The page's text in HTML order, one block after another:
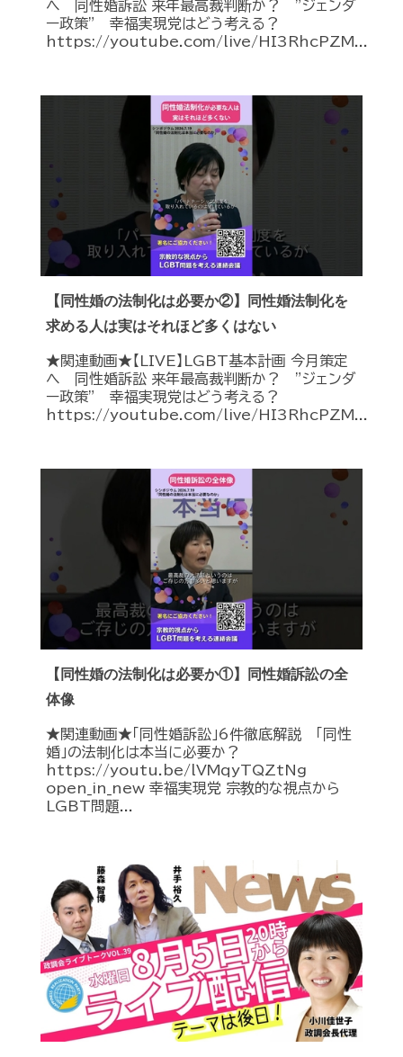
へ 同性婚訴訟 来年最高裁判断か？ ”ジェンダ
ー政策” 幸福実現党はどう考える？
https://youtube.com/live/HI3RhcPZM...
【同性婚の法制化は必要か②】同性婚法制化を
求める人は実はそれほど多くはない
★関連動画★【LIVE】LGBT基本計画 今月策定
へ 同性婚訴訟 来年最高裁判断か？ ”ジェンダ
ー政策” 幸福実現党はどう考える？
https://youtube.com/live/HI3RhcPZM...
【同性婚の法制化は必要か①】同性婚訴訟の全
体像
★関連動画★「同性婚訴訟」6件徹底解説 「同性
婚」の法制化は本当に必要か？
https://youtu.be/lVMqyTQZtNg
open_in_new 幸福実現党 宗教的な視点から
LGBT問題...